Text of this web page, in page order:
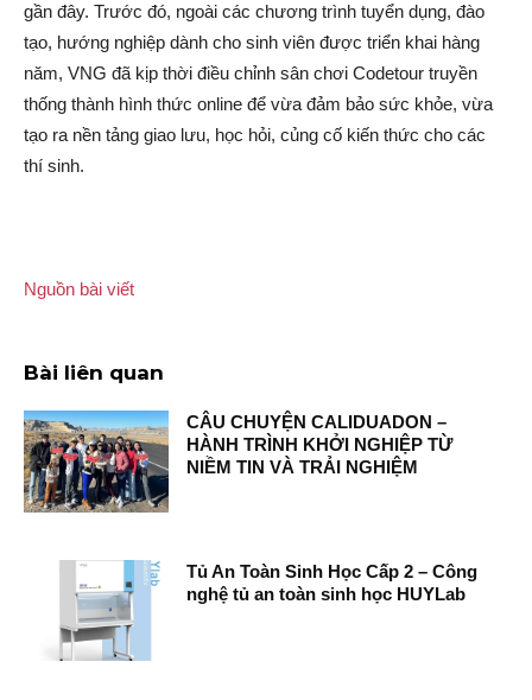
gần đây. Trước đó, ngoài các chương trình tuyển dụng, đào
tạo, hướng nghiệp dành cho sinh viên được triển khai hàng
năm, VNG đã kịp thời điều chỉnh sân chơi Codetour truyền
thống thành hình thức online để vừa đảm bảo sức khỏe, vừa
tạo ra nền tảng giao lưu, học hỏi, củng cố kiến thức cho các
thí sinh.
Nguồn bài viết
Bài liên quan
CÂU CHUYỆN CALIDUADON –
HÀNH TRÌNH KHỞI NGHIỆP TỪ
NIỀM TIN VÀ TRẢI NGHIỆM
Tủ An Toàn Sinh Học Cấp 2 – Công
nghệ tủ an toàn sinh học HUYLab